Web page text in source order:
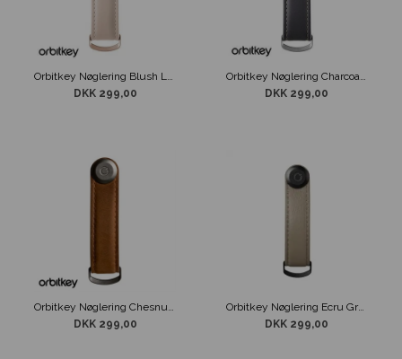
Orbitkey Nøglering Blush Læder
DKK 299,00
Orbitkey Nøglering Charcoal/Grey
DKK 299,00
Orbitkey Nøglering Chesnut Brown Læder
DKK 299,00
Orbitkey Nøglering Ecru Grå & Sort
DKK 299,00